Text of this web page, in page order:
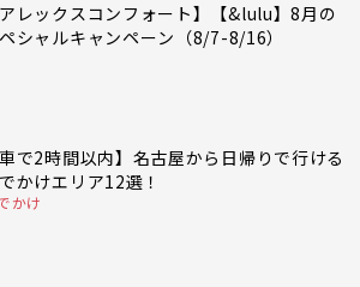
アレックスコンフォート】【&lulu】8月の
シャルキャンペーン（8/7-8/16）
車で2時間以内】名古屋から日帰りで行ける
かけエリア12選！
かけ